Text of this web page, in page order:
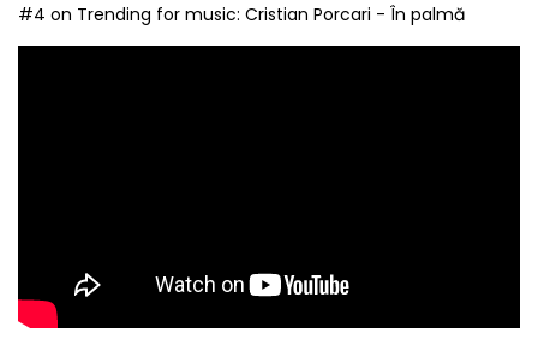
#4 on Trending for music: Cristian Porcari - În palmă